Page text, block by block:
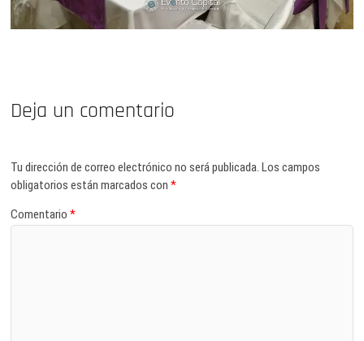
Deja un comentario
Tu dirección de correo electrónico no será publicada. Los campos
obligatorios están marcados con*
Comentario*